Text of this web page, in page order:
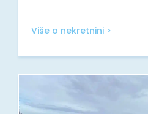
Više o nekretnini >